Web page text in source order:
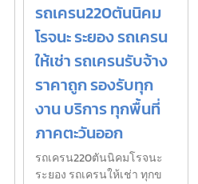
รถเครน220ตันนิคม
โรจนะ ระยอง รถเครน
ให้เช่า รถเครนรับจ้าง
ราคาถูก รองรับทุก
งาน บริการ ทุกพื้นที่
ภาคตะวันออก
รถเครน220ตันนิคมโรจนะ
ระยอง รถเครนให้เช่า ทุกข